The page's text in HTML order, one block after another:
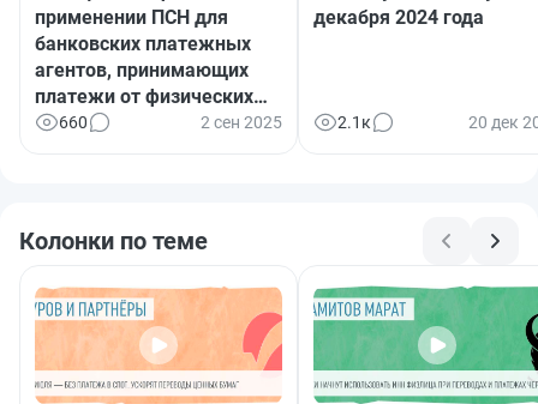
применении ПСН для
банковских платежных
агентов, принимающих
платежи от физических
лиц в деревнях
660 2 сен 2025
декабря 2024 года
2.1к 20 дек
Колонки по теме